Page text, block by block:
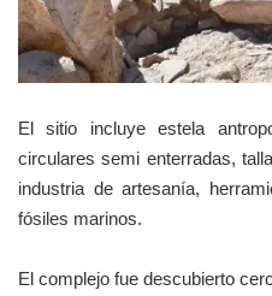
El sitio incluye estela
circulares semi enterradas,
industria de artesanía,
fósiles marinos.
El complejo fue descubierto